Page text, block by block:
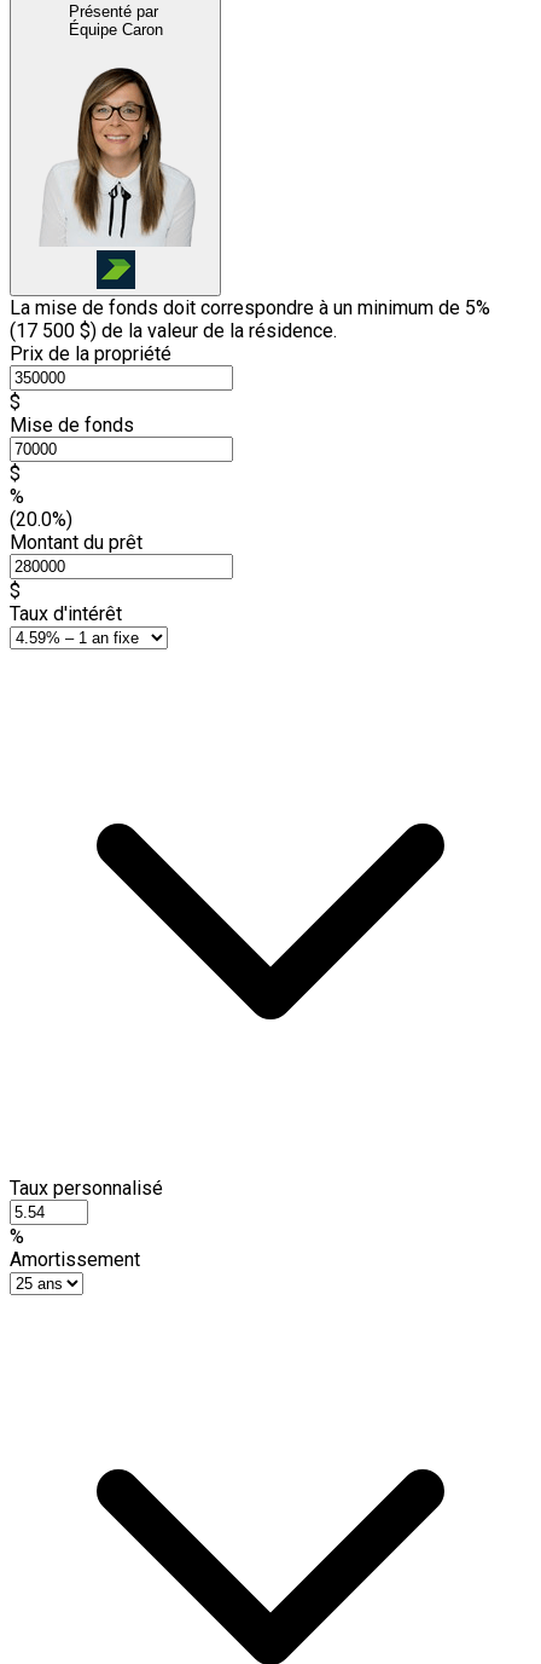
Présenté par
Équipe Caron
La mise de fonds doit correspondre à un minimum de 5%
(17 500 $) de la valeur de la résidence.
Prix de la propriété
$
Mise de fonds
$
%
(20.0%)
Montant du prêt
$
Taux d'intérêt
Taux personnalisé
%
Amortissement